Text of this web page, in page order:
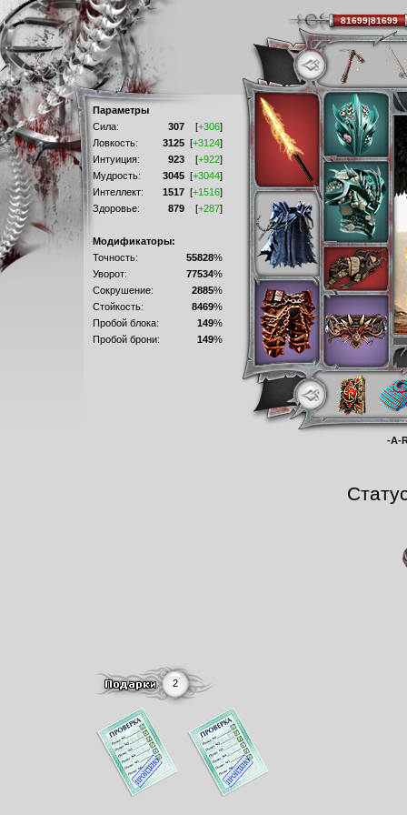
Параметры
Сила:
307 [+306]
Ловкость:
3125 [+3124]
Интуиция:
923 [+922]
Мудрость:
3045 [+3044]
Интеллект:
1517 [+1516]
Здоровье:
879 [+287]
Модификаторы:
Точность:
55828%
Уворот:
77534%
Сокрушение:
2885%
Стойкость:
8469%
Пробой блока:
149%
Пробой брони:
149%
2
81699|81699
-A-